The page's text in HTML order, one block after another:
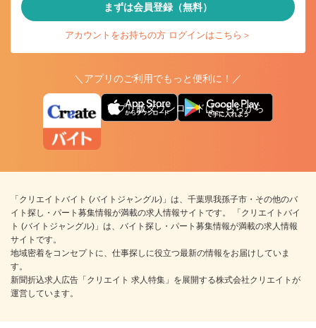
まずは会員登録（無料）
アカウントをお持ちの方 ログインはこちら＞
＼アプリのご利用でもっと便利に！／
アプリ版ダウンロードはこちらから
「クリエイトバイト (バイトジャングル)」は、千葉県我孫子市・その他のバ
イト探し・パート募集情報が満載の求人情報サイトです。 「クリエイトバイ
ト (バイトジャングル)」は、バイト探し・パート募集情報が満載の求人情報
サイトです。
地域密着をコンセプトに、仕事探しに役立つ最新の情報をお届けしていま
す。
新聞折込求人広告「クリエイト 求人特集」を展開する株式会社クリエイトが
運営しています。